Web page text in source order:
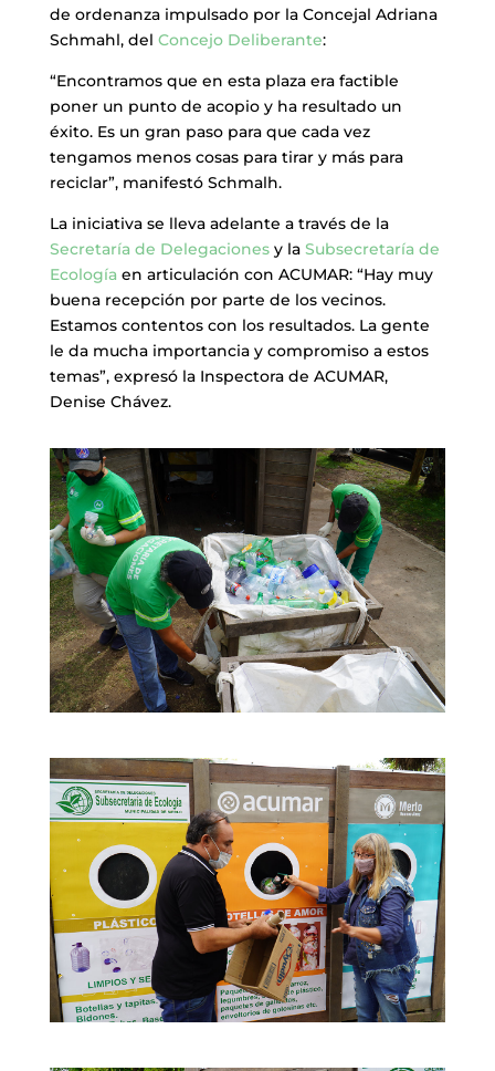
de ordenanza impulsado por la Concejal Adriana
Schmahl, del Concejo Deliberante:
“Encontramos que en esta plaza era factible
poner un punto de acopio y ha resultado un
éxito. Es un gran paso para que cada vez
tengamos menos cosas para tirar y más para
reciclar”, manifestó Schmalh.
La iniciativa se lleva adelante a través de la
Secretaría de Delegacionesy la Subsecretaría de
Ecología en articulación con ACUMAR: “Hay muy
buena recepción por parte de los vecinos.
Estamos contentos con los resultados. La gente
le da mucha importancia y compromiso a estos
temas”, expresó la Inspectora de ACUMAR,
Denise Chávez.